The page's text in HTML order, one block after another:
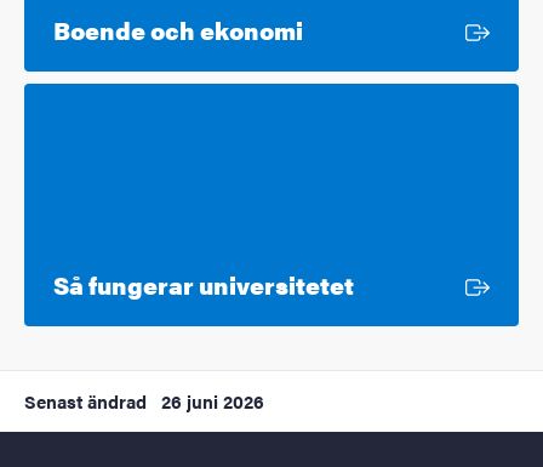
Boende och ekonomi
Så fungerar universitetetExtern länk
Senast ändrad 26 juni 2026